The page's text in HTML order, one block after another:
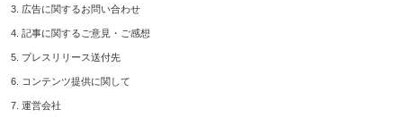
3. 広告に関するお問い合わせ
4. 記事に関するご意見・ご感想
5. プレスリリース送付先
6. コンテンツ提供に関して
7. 運営会社